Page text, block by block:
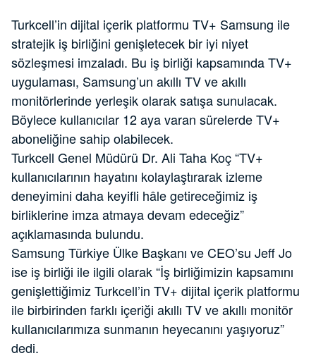
Turkcell’in dijital içerik platformu TV+ Samsung ile
stratejik iş birliğini genişletecek bir iyi niyet
sözleşmesi imzaladı. Bu iş birliği kapsamında TV+
uygulaması, Samsung’un akıllı TV ve akıllı
monitörlerinde yerleşik olarak satışa sunulacak.
Böylece kullanıcılar 12 aya varan sürelerde TV+
aboneliğine sahip olabilecek.
Turkcell Genel Müdürü Dr. Ali Taha Koç “TV+
kullanıcılarının hayatını kolaylaştırarak izleme
deneyimini daha keyifli hâle getireceğimiz iş
birliklerine imza atmaya devam edeceğiz”
açıklamasında bulundu.
Samsung Türkiye Ülke Başkanı ve CEO’su Jeff Jo
ise iş birliği ile ilgili olarak “İş birliğimizin kapsamını
genişlettiğimiz Turkcell’in TV+ dijital içerik platformu
ile birbirinden farklı içeriği akıllı TV ve akıllı monitör
kullanıcılarımıza sunmanın heyecanını yaşıyoruz”
dedi.